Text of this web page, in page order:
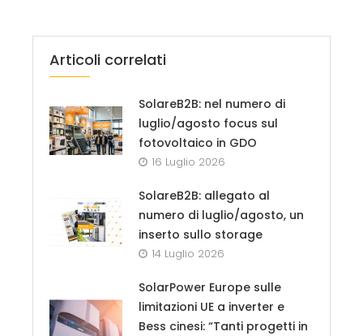
Articoli correlati
SolareB2B: nel numero di
luglio/agosto focus sul
fotovoltaico in GDO
16 Luglio 2026
SolareB2B: allegato al
numero di luglio/agosto, un
inserto sullo storage
14 Luglio 2026
SolarPower Europe sulle
limitazioni UE a inverter e
Bess cinesi: “Tanti progetti in